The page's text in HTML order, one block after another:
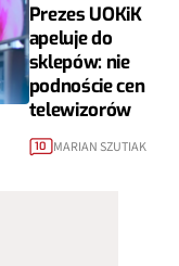
Prezes UOKiK
apeluje do
sklepów: nie
podnoście cen
telewizorów
10 MARIAN SZUTIAK